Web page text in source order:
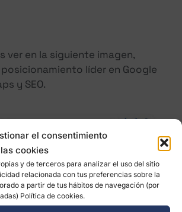
el consentimiento
cookies
y de terceros para analizar el uso del sitio
relacionada con tus preferencias sobre la
a partir de tus hábitos de navegación (por
Política de cookies.
ver en la siguiente imagen,
líder en Google
y SEO.